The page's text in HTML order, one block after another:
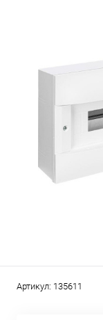
Артикул: 135611